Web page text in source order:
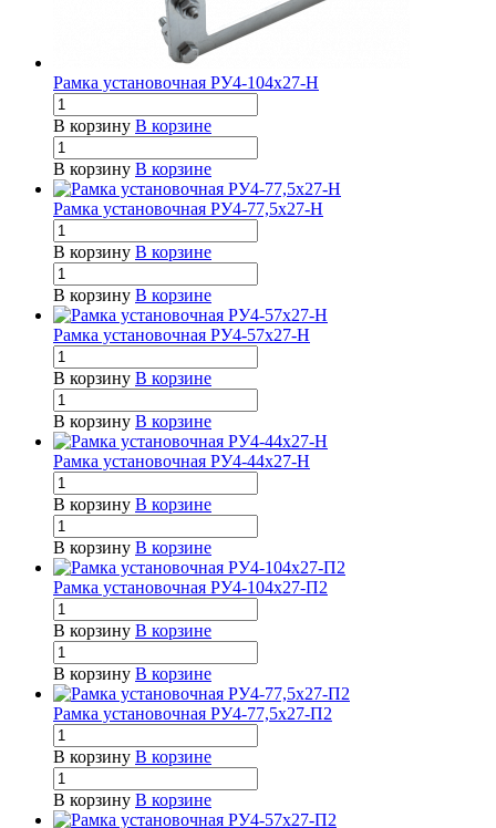
Рамка установочная РУ4-104х27-Н
В корзину В корзине
В корзину В корзине
Рамка установочная РУ4-77,5х27-Н
В корзину В корзине
В корзину В корзине
Рамка установочная РУ4-57х27-Н
В корзину В корзине
В корзину В корзине
Рамка установочная РУ4-44х27-Н
В корзину В корзине
В корзину В корзине
Рамка установочная РУ4-104х27-П2
В корзину В корзине
В корзину В корзине
Рамка установочная РУ4-77,5х27-П2
В корзину В корзине
В корзину В корзине